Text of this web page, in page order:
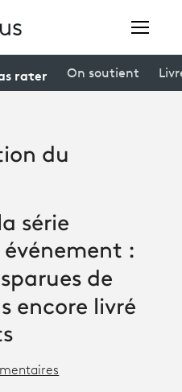
rater On soutient
du
série
:
de
encore livré